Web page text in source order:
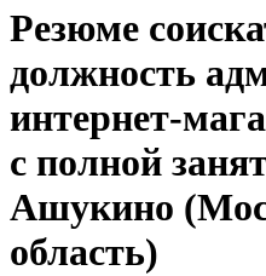
Резюме
должность
интернет-
с полной
Ашукино
область)